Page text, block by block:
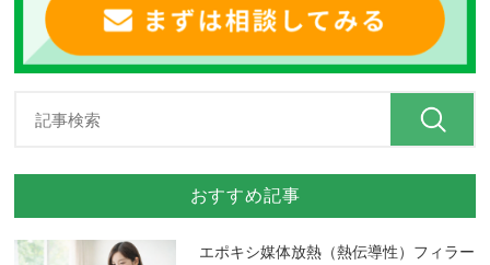
おすすめ記事
エポキシ媒体放熱（熱伝導性）フィラー